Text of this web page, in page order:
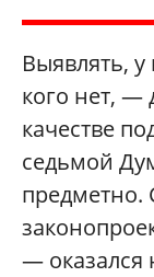
Выявлять, у
кого нет, —
качестве
седьмой
предметно.
— оказался